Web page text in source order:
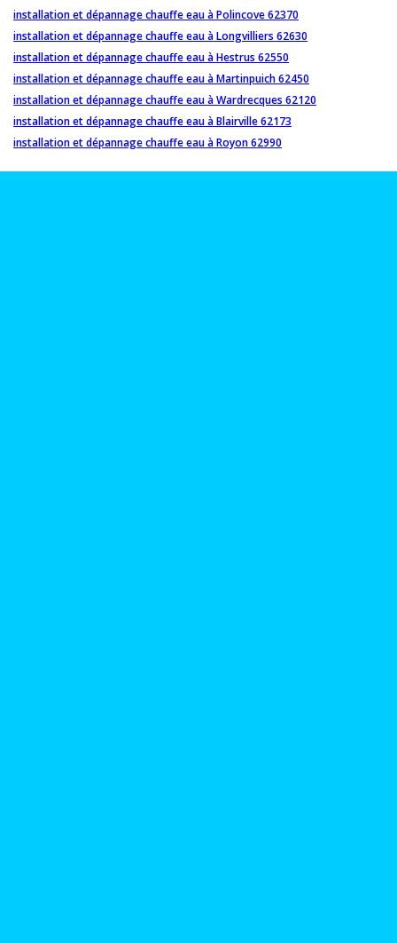
installation et dépannage chauffe eau à Polincove 62370
installation et dépannage chauffe eau à Longvilliers 62630
installation et dépannage chauffe eau à Hestrus 62550
installation et dépannage chauffe eau à Martinpuich 62450
installation et dépannage chauffe eau à Wardrecques 62120
installation et dépannage chauffe eau à Blairville 62173
installation et dépannage chauffe eau à Royon 62990